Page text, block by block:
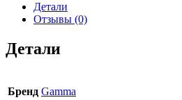
Детали
Отзывы (0)
Детали
Бренд Gamma